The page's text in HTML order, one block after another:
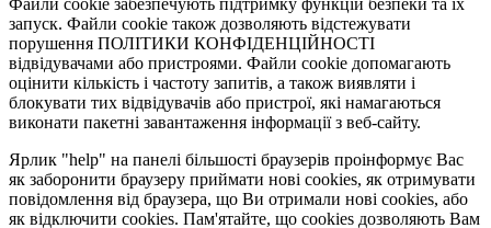
Файли cookie забезпечують підтримку функцій безпеки та їх
запуск. Файли cookie також дозволяють відстежувати
порушення ПОЛІТИКИ КОНФІДЕНЦІЙНОСТІ
відвідувачами або пристроями. Файли cookie допомагають
оцінити кількість і частоту запитів, а також виявляти і
блокувати тих відвідувачів або пристрої, які намагаються
виконати пакетні завантаження інформації з веб-сайту.
Ярлик "help" на панелі більшості браузерів проінформує Вас
як заборонити браузеру приймати нові cookies, як отримувати
повідомлення від браузера, що Ви отримали нові cookies, або
як відключити cookies. Пам'ятайте, що cookies дозволяють Вам